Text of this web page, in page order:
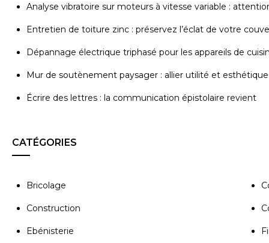
Analyse vibratoire sur moteurs à vitesse variable :
Entretien de toiture zinc : préservez l’éclat de votre
Dépannage électrique triphasé pour les appareils de
Mur de soutènement paysager : allier utilité et esthétique
Écrire des lettres : la communication épistolaire revient
CATÉGORIES
Bricolage
Construction
Ebénisterie